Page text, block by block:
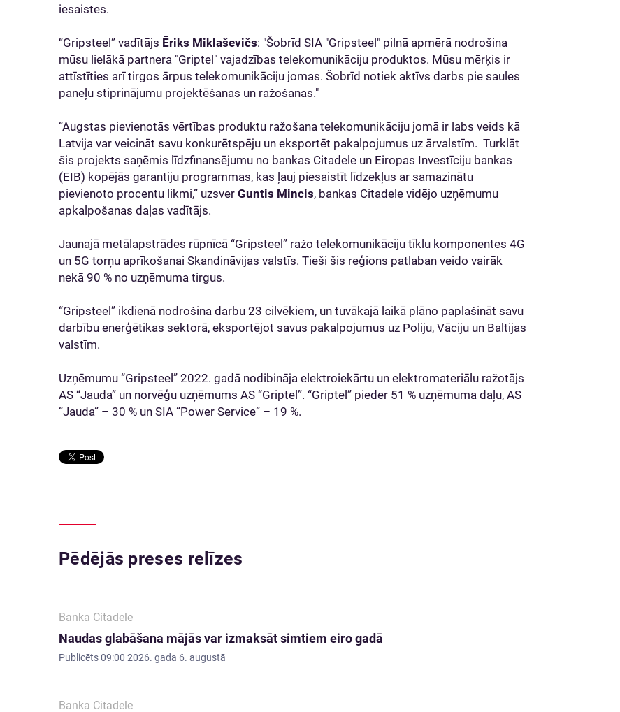
iesaistes.
“Gripsteel” vadītājs Ēriks Miklaševičs: "Šobrīd SIA "Gripsteel" pilnā apmērā nodrošina
mūsu lielākā partnera "Griptel" vajadzības telekomunikāciju produktos. Mūsu mērķis ir
attīstīties arī tirgos ārpus telekomunikāciju jomas. Šobrīd notiek aktīvs darbs pie saules
paneļu stiprinājumu projektēšanas un ražošanas."
“Augstas pievienotās vērtības produktu ražošana telekomunikāciju jomā ir labs veids kā
Latvija var veicināt savu konkurētspēju un eksportēt pakalpojumus uz ārvalstīm. Turklāt
šis projekts saņēmis līdzfinansējumu no bankas Citadele un Eiropas Investīciju bankas
(EIB) kopējās garantiju programmas, kas ļauj piesaistīt līdzekļus ar samazinātu
pievienoto procentu likmi,” uzsver Guntis Mincis, bankas Citadele vidējo uzņēmumu
apkalpošanas daļas vadītājs.
Jaunajā metālapstrādes rūpnīcā “Gripsteel” ražo telekomunikāciju tīklu komponentes 4G
un 5G torņu aprīkošanai Skandināvijas valstīs. Tieši šis reģions patlaban veido vairāk
nekā 90 % no uzņēmuma tirgus.
“Gripsteel” ikdienā nodrošina darbu 23 cilvēkiem, un tuvākajā laikā plāno paplašināt savu
darbību enerģētikas sektorā, eksportējot savus pakalpojumus uz Poliju, Vāciju un Baltijas
valstīm.
Uzņēmumu “Gripsteel” 2022. gadā nodibināja elektroiekārtu un elektromateriālu ražotājs
AS “Jauda” un norvēģu uzņēmums AS “Griptel”. “Griptel” pieder 51 % uzņēmuma daļu, AS
“Jauda” – 30 % un SIA “Power Service” – 19 %.
Pēdējās preses relīzes
Banka Citadele
Naudas glabāšana mājās var izmaksāt simtiem eiro gadā
Publicēts09:00 2026. gada 6. augustā
Banka Citadele